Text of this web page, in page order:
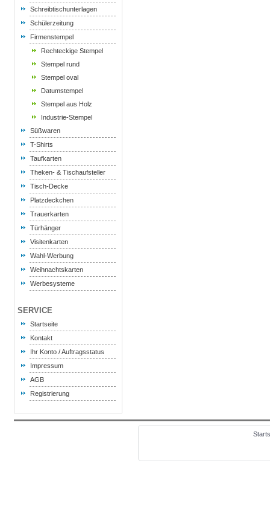
Schreibtischunterlagen
Schülerzeitung
Firmenstempel
Rechteckige Stempel
Stempel rund
Stempel oval
Datumstempel
Stempel aus Holz
Industrie-Stempel
Süßwaren
T-Shirts
Taufkarten
Theken- & Tischaufsteller
Tisch-Decke
Platzdeckchen
Trauerkarten
Türhänger
Visitenkarten
Wahl-Werbung
Weihnachtskarten
Werbesysteme
SERVICE
Startseite
Kontakt
Ihr Konto / Auftragsstatus
Impressum
AGB
Registrierung